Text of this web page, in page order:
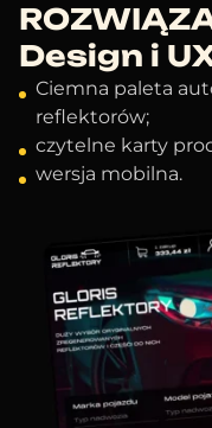
Design i
Ciemna paleta
reflektorów;
czytelne karty
wersja mobilna.